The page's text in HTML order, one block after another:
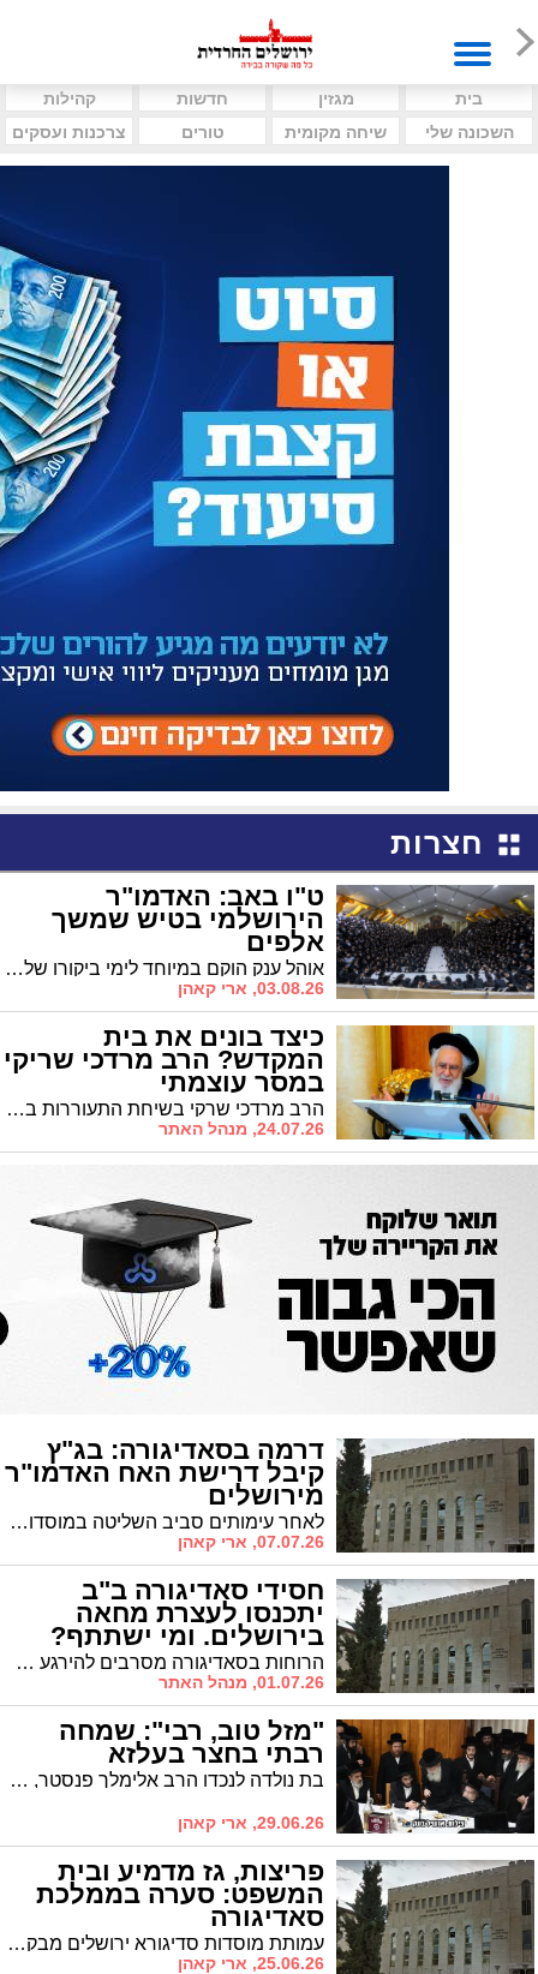
בית מגזין חדשות
קהילות
השכונה שלי
שיחה מקומית טורים צרכנות ועסקים
חצרות
ט"ו באב: האדמו"ר
הירושלמי בטיש שמשך
אלפים
אוהל ענק הוקם במיוחד לימי ביקורו של האדמו"ר בארץ • עשרות רבנים, ראשי ישיבות ומשפיעים השתתפו במעמד המיוחד
03.08.26, ארי קאהן
כיצד בונים את בית
המקדש? הרב מרדכי שריקי
במסר עוצמתי
הרב מרדכי שרקי בשיחת התעוררות בתשעה באב ב'בית רמחל'
24.07.26, מנהל האתר
דרמה בסאדיגורה: בג"ץ
קיבל דרישת האח האדמו"ר
מירושלים
לאחר עימותים סביב השליטה במוסדות בירושלים הורה השופט דוד מינץ על הקפאת ההליכים • הדיון בתיק יעבור לבית המשפט העליון וייפתח מחדש
07.07.26, ארי קאהן
חסידי סאדיגורה ב"ב
יתכנסו לעצרת מחאה
בירושלים. ומי ישתתף?
הרוחות בסאדיגורה מסרבים להירגע מחר, י"ז בתמוז, צפויים חסידי סאדיגורה מב"ב לקיים עצרת מחאה בתוך בית המדרש בירושלים. פוסק הדור הגר"מ שטרנבוך צפוי להשתתף
01.07.26, מנהל האתר
"מזל טוב, רבי": שמחה
רבתי בחצר בעלזא
בת נולדה לנכדו הרב אלימלך פנסטר, חתנו של הרה"צ רבי אהרן מרדכי רוקח • השמחה מורגשת בקרב חסידי בעלזא בארץ ובעולם
29.06.26, ארי קאהן
פריצות, גז מדמיע ובית
המשפט: סערה בממלכת
סאדיגורה
עמותת מוסדות סדיגורא ירושלים מבקשת להטיל סנקציות על אנשי סדיגורא בני ברק בטענה להפרת החלטות שיפוטיות • השופט הורה להגיש תגובה בתוך שבעה ימים
25.06.26, ארי קאהן